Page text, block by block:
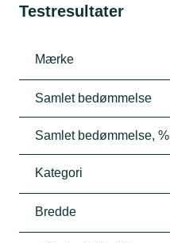
Testresultater
Mærke
Samlet bedømmelse
Samlet bedømmelse, %
Kategori
Bredde